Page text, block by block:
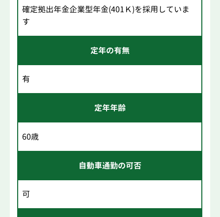
確定拠出年金企業型年金(401Ｋ)を採用していま
す
定年の有無
有
定年年齢
60歳
自動車通勤の可否
可